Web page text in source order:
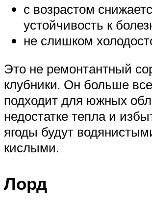
с возрастом
устойчивость к
не слишком
Это не ремонтантный
клубники. Он больше
подходит для южных
недостатке тепла и
ягоды будут
кислыми.
Лорд